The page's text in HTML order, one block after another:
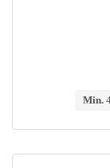
Min.